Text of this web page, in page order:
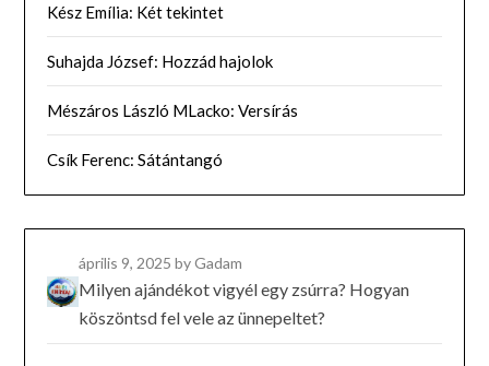
Kész Emília: Két tekintet
Suhajda József: Hozzád hajolok
Mészáros László MLacko: Versírás
Csík Ferenc: Sátántangó
április 9, 2025 by Gadam
Milyen ajándékot vigyél egy zsúrra? Hogyan
köszöntsd fel vele az ünnepeltet?